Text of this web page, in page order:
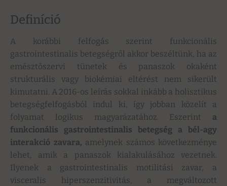
Definíció
A korábbi felfogás szerint funkcionális
gastrointestinalis betegségről akkor beszéltünk, ha az
emésztőszervi tünetek és panaszok okaként
strukturális vagy biokémiai eltérést nem sikerült
kimutatni. A 2016-os leírás sokkal inkább a holisztikus
betegségfelfogásból indul ki, így jobban közelít a
folyamat logikus magyarázatához. Eszerint a
funkcionális gastrointestinalis betegség a bél-agy
interakció zavara, amelynek számos következménye
lehet, amik a panaszok kialakulásához vezetnek.
Ilyenek a gastrointestinalis motilitási zavar, a
visceralis hiperszenzitivitás, a megváltozott